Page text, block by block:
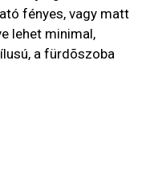
fényes, vagy matt
lehet minimal,
a fürdõszoba